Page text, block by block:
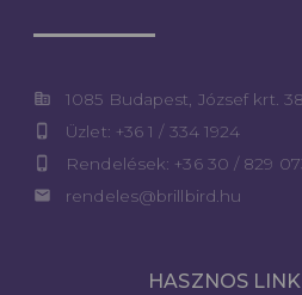
corporate_fare 1085 Budapest, József krt.
phone_iphone Üzlet: +36 1 / 334 1924
phone_iphone Rendelések: +36 30 / 829
email rendeles@brillbird.hu
HASZNOS